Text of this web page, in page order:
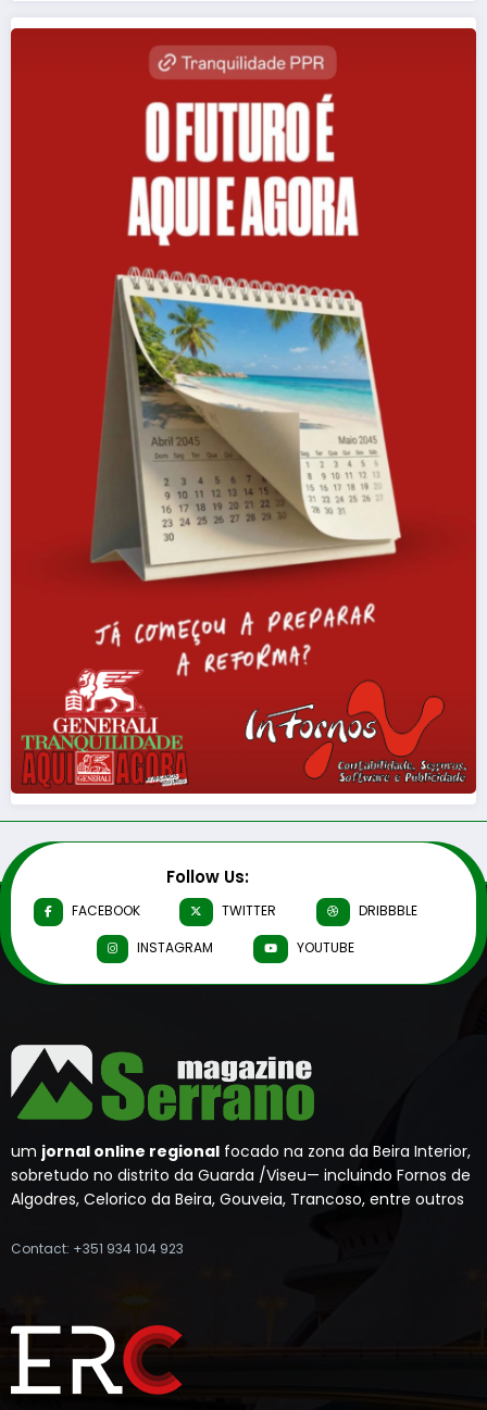
Follow Us:
FACEBOOK TWITTER
DRIBBBLE
INSTAGRAM
YOUTUBE
um jornal online regional focado na zona da Beira Interior,
sobretudo no distrito da Guarda /Viseu— incluindo Fornos de
Algodres, Celorico da Beira, Gouveia, Trancoso, entre outros
Contact: +351 934 104 923